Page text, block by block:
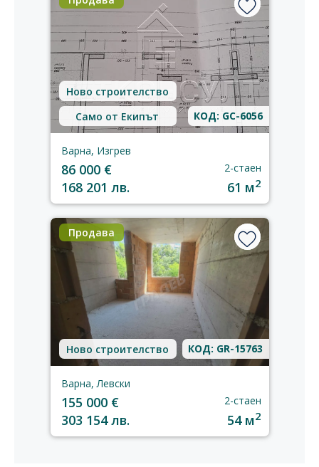
Ново строителство
Само от Екипът
КОД: GC-6056
Варна, Изгрев
86 000 €
168 201 лв.
2-стаен
61 м2
Продава
Ново строителство КОД: GR-15763
Варна, Левски
155 000 €
303 154 лв.
2-стаен
54 м2